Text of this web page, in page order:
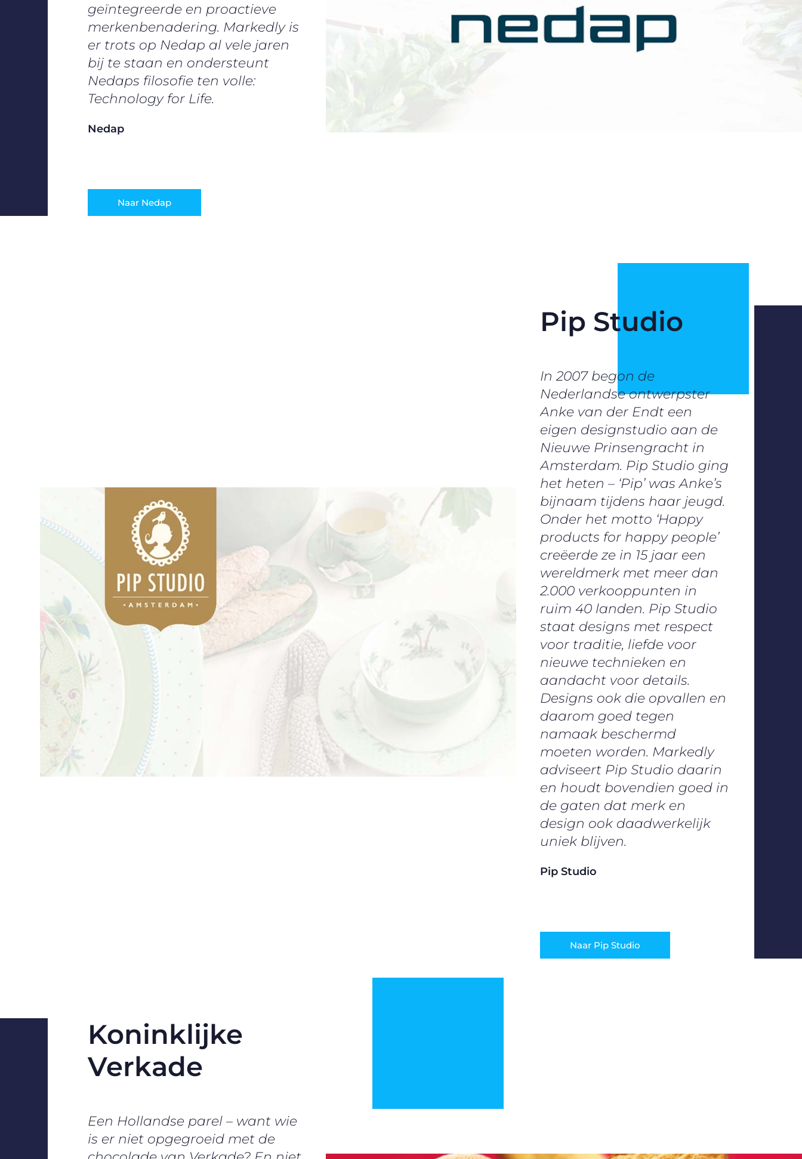
geïntegreerde en proactieve
merkenbenadering. Markedly is
er trots op Nedap al vele jaren
bij te staan en ondersteunt
Nedaps filosofie ten volle:
Technology for Life.
Nedap
Naar Nedap
Pip Studio
In 2007 begon de
Nederlandse ontwerpster
Anke van der Endt een
eigen designstudio aan de
Nieuwe Prinsengracht in
Amsterdam. Pip Studio ging
het heten – ‘Pip’ was Anke’s
bijnaam tijdens haar jeugd.
Onder het motto ‘Happy
products for happy people’
creëerde ze in 15 jaar een
wereldmerk met meer dan
2.000 verkooppunten in
ruim 40 landen. Pip Studio
staat designs met respect
voor traditie, liefde voor
nieuwe technieken en
aandacht voor details.
Designs ook die opvallen en
daarom goed tegen
namaak beschermd
moeten worden. Markedly
adviseert Pip Studio daarin
en houdt bovendien goed in
de gaten dat merk en
design ook daadwerkelijk
uniek blijven.
Pip Studio​
Naar Pip Studio
Koninklijke
Verkade
Een Hollandse parel – want wie
is er niet opgegroeid met de